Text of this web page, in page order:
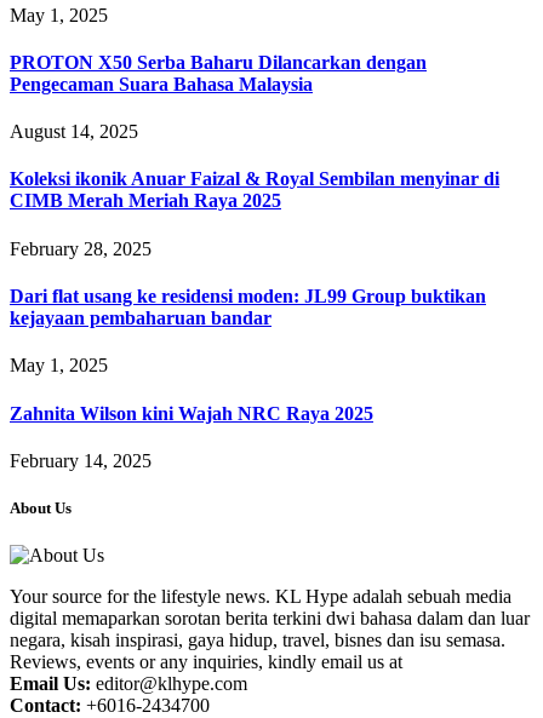
May 1, 2025
PROTON X50 Serba Baharu Dilancarkan dengan
Pengecaman Suara Bahasa Malaysia
August 14, 2025
Koleksi ikonik Anuar Faizal & Royal Sembilan menyinar di
CIMB Merah Meriah Raya 2025
February 28, 2025
Dari flat usang ke residensi moden: JL99 Group buktikan
kejayaan pembaharuan bandar
May 1, 2025
Zahnita Wilson kini Wajah NRC Raya 2025
February 14, 2025
About Us
Your source for the lifestyle news. KL Hype adalah sebuah media
digital memaparkan sorotan berita terkini dwi bahasa dalam dan luar
negara, kisah inspirasi, gaya hidup, travel, bisnes dan isu semasa.
Reviews, events or any inquiries, kindly email us at
Email Us: editor@klhype.com
Contact: +6016-2434700